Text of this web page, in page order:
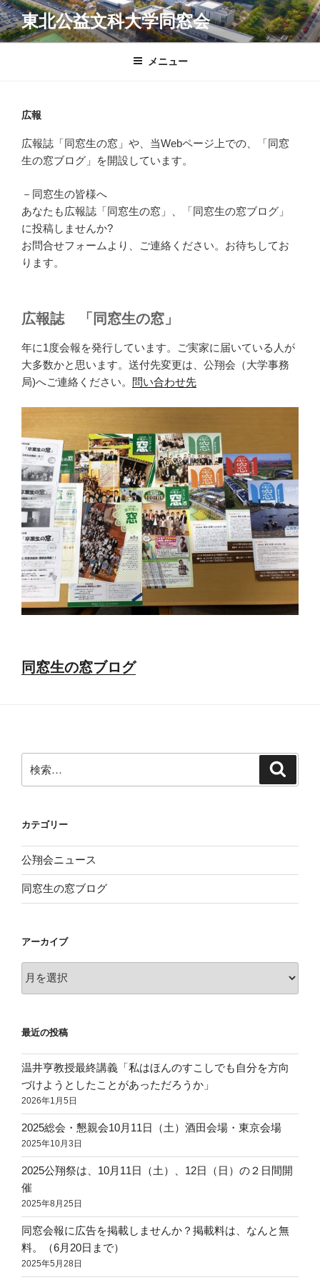
コ
ン
テ
東北公益文科大学同窓会
メニュー
広報
広報誌「同窓生の窓」や、当Webページ上での、「同窓
生の窓ブログ」を開設しています。
－同窓生の皆様へ
あなたも広報誌「同窓生の窓」、「同窓生の窓ブログ」
に投稿しませんか?
お問合せフォームより、ご連絡ください。お待ちしてお
ります。
広報誌 「同窓生の窓」
年に1度会報を発行しています。ご実家に届いている人が
大多数かと思います。送付先変更は、公翔会（大学事務
局)へご連絡ください。 問い合わせ先
同窓生の窓ブログ
索:
カテゴリー
公翔会ニュース
同窓生の窓ブログ
アーカイブ
ー
ブ
最近の投稿
温井亨教授最終講義「私はほんのすこしでも自分を方向
づけようとしたことがあっただろうか」
2026年1月5日
2025総会・懇親会10月11日（土）酒田会場・東京会場
2025年10月3日
2025公翔祭は、10月11日（土）、12日（日）の２日間開
催
2025年8月25日
同窓会報に広告を掲載しませんか？掲載料は、なんと無
料。（6月20日まで）
2025年5月28日